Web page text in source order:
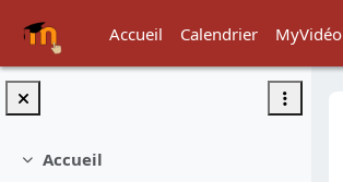
Accueil
Calendrier MyVidéo
Replier
Accueil